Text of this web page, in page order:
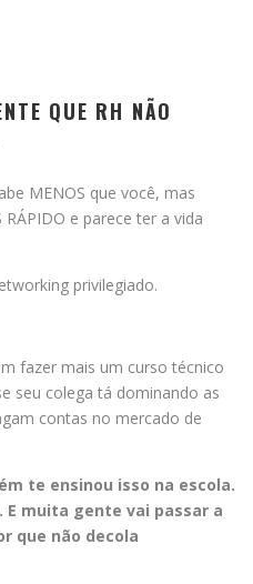
QUE RH NÃO
MENOS que você, mas
e parece ter a vida
privilegiado.
fazer mais um curso técnico
seu colega tá dominando as
contas no mercado de
te ensinou isso na escola.
muita gente vai passar a
que não decola